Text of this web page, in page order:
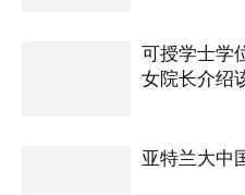
可授学士学
女院长介绍
亚特兰大中